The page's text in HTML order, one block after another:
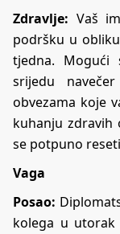
Zdravlje: Vaš
podršku u
tjedna.
srijedu
obvezama koje
kuhanju zdravih
se potpuno
Vaga
Posao:
kolega u